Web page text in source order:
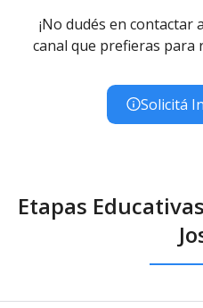
¡No dudés en contactar
canal que prefieras para
Solicitá
Etapas